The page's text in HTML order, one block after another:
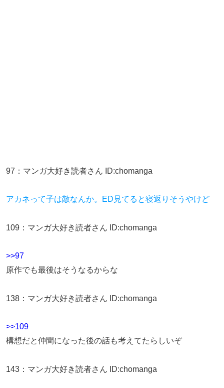
97 ： マンガ大好き読者さん ID:chomanga
アカネって子は敵なんか。ED見てると寝返りそうやけど
109 ： マンガ大好き読者さん ID:chomanga
>>97
原作でも最後はそうなるからな
138 ： マンガ大好き読者さん ID:chomanga
>>109
構想だと仲間になった後の話も考えてたらしいぞ
143 ： マンガ大好き読者さん ID:chomanga